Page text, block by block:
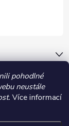
pohodlné
neustále
Více informací